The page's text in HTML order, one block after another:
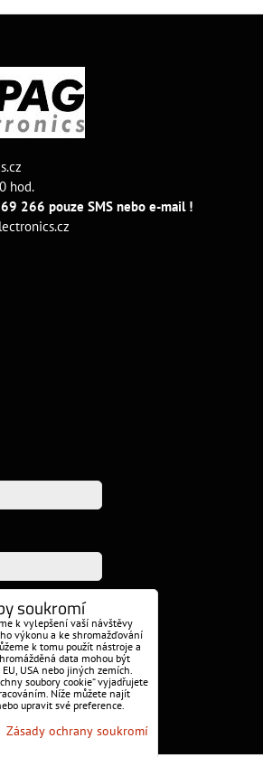
hod.
266 pouze SMS nebo e-mail !
soukromí
k vylepšení vaší návštěvy
výkonu a ke shromažďování
k tomu použít nástroje a
data mohou být
USA nebo jiných zemích.
soubory cookie“ vyjadřujete
Níže můžete najít
upravit své preference.
Zásady ochrany soukromí